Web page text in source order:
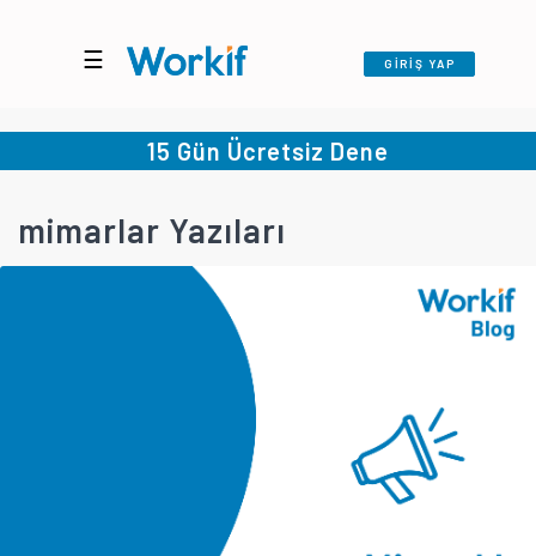
☰ GİRİŞ YAP
15 Gün Ücretsiz Dene
mimarlar Yazıları